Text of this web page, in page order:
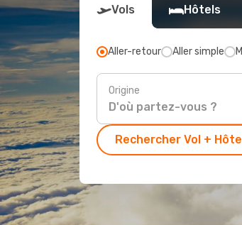
Vols Hôtels
Aller-retour Aller simple
Origine
Rechercher Vol +